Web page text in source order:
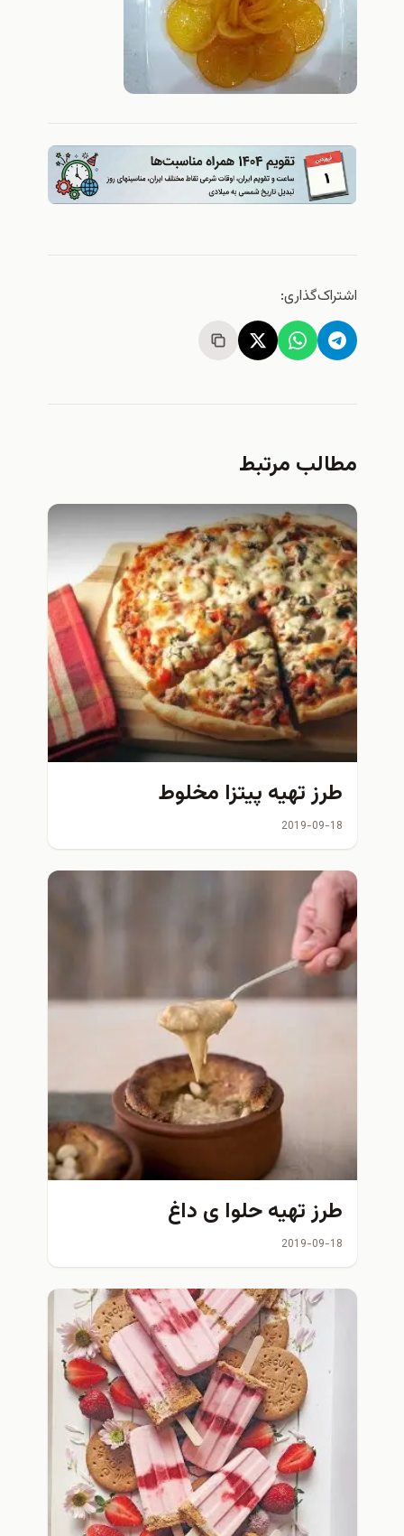
اشتراک‌گذاری:
مطالب مرتبط
طرز تهیه پیتزا مخلوط
2019-09-18
طرز تهیه حلوا ی داغ
2019-09-18